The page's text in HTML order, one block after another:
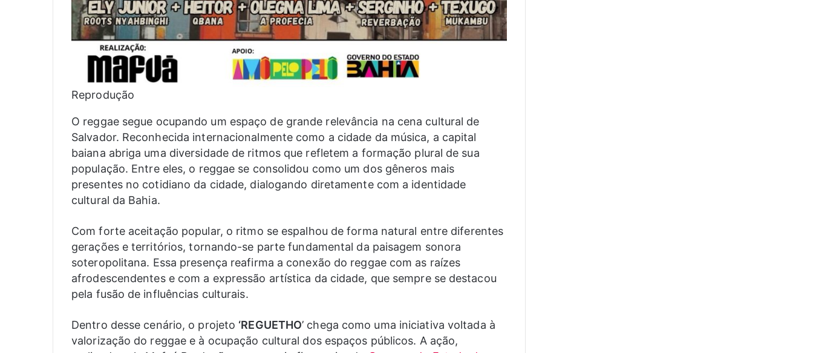
Reprodução
O reggae segue ocupando um espaço de grande relevância na cena cultural de
Salvador. Reconhecida internacionalmente como a cidade da música, a capital
baiana abriga uma diversidade de ritmos que refletem a formação plural de sua
população. Entre eles, o reggae se consolidou como um dos gêneros mais
presentes no cotidiano da cidade, dialogando diretamente com a identidade
cultural da Bahia.
Com forte aceitação popular, o ritmo se espalhou de forma natural entre diferentes
gerações e territórios, tornando-se parte fundamental da paisagem sonora
soteropolitana. Essa presença reafirma a conexão do reggae com as raízes
afrodescendentes e com a expressão artística da cidade, que sempre se destacou
pela fusão de influências culturais.
Dentro desse cenário, o projeto ‘REGUETHO’ chega como uma iniciativa voltada à
valorização do reggae e à ocupação cultural dos espaços públicos. A ação,